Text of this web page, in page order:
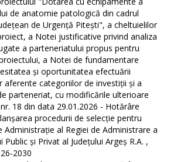
de anatomie patologică din cadrul
de Urgență Pitești", a cheltuielilor
a Notei justificative privind analiza
a parteneriatului propus pentru
a Notei de fundamentare
şi oportunitatea efectuării
aferente categoriilor de investiții și a
parteneriat, cu modificările ulterioare
18 din data 29.01.2026 - Hotărâre
procedurii de selecție pentru
Administrație al Regiei de Administrare a
Public și Privat al Județului Argeș R.A. ,
2030